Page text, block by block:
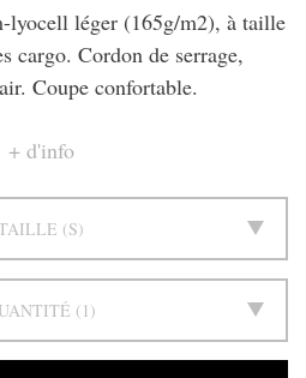
lyocell léger (165g/m2), à taille
cargo. Cordon de serrage,
Coupe confortable.
d'info
S
1